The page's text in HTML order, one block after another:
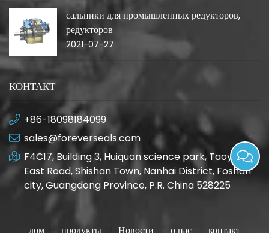
сальники для промышленных редукторов,
редукторов
2021-07-27
КОНТАКТ
+86-18098184099
sales@foreverseals.com
F4C17, Building 3, Huiquan science park, Taoyuan
East Road, Shishan Town, Nanhai District, Foshan
city, Guangdong Province, P.R. China 528225